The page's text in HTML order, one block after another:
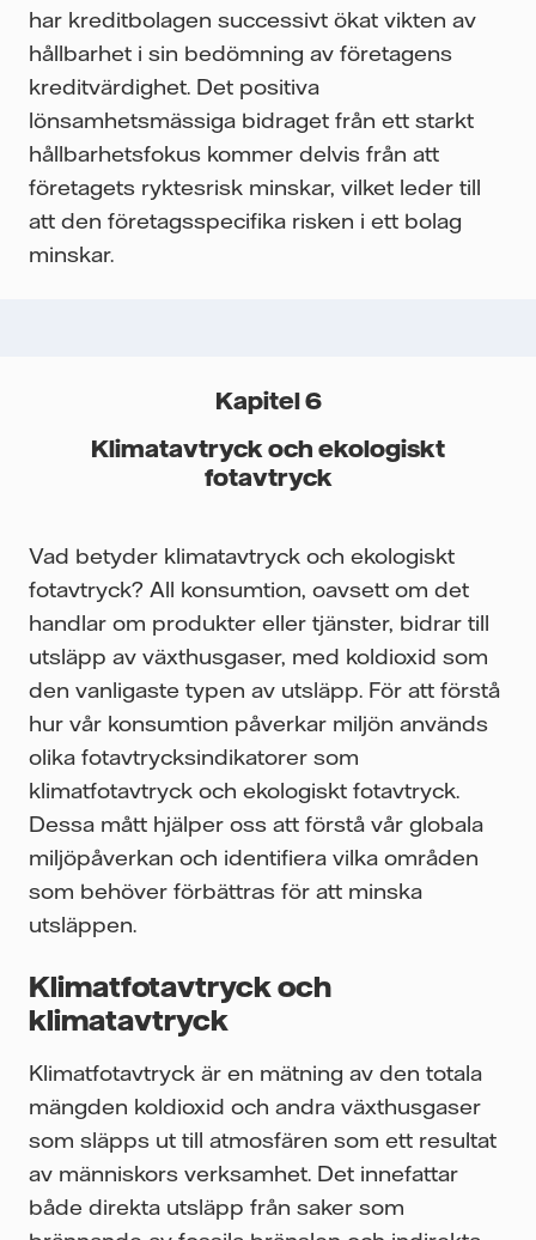
har kreditbolagen successivt ökat vikten av
hållbarhet i sin bedömning av företagens
kreditvärdighet. Det positiva
lönsamhetsmässiga bidraget från ett starkt
hållbarhetsfokus kommer delvis från att
företagets ryktesrisk minskar, vilket leder till
att den företagsspecifika risken i ett bolag
minskar.
Kapitel 6
Klimatavtryck och ekologiskt
fotavtryck
Vad betyder klimatavtryck och ekologiskt
fotavtryck? All konsumtion, oavsett om det
handlar om produkter eller tjänster, bidrar till
utsläpp av växthusgaser, med koldioxid som
den vanligaste typen av utsläpp. För att förstå
hur vår konsumtion påverkar miljön används
olika fotavtrycksindikatorer som
klimatfotavtryck och ekologiskt fotavtryck.
Dessa mått hjälper oss att förstå vår globala
miljöpåverkan och identifiera vilka områden
som behöver förbättras för att minska
utsläppen.
Klimatfotavtryck och
klimatavtryck
Klimatfotavtryck är en mätning av den totala
mängden koldioxid och andra växthusgaser
som släpps ut till atmosfären som ett resultat
av människors verksamhet. Det innefattar
både direkta utsläpp från saker som